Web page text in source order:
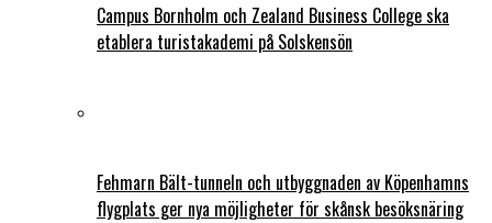
Campus Bornholm och Zealand Business College ska
etablera turistakademi på Solskensön
Fehmarn Bält-tunneln och utbyggnaden av Köpenhamns
flygplats ger nya möjligheter för skånsk besöksnäring